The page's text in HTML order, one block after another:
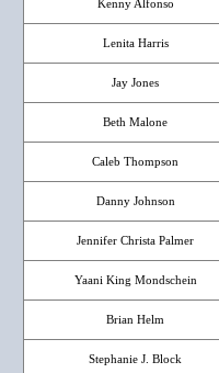
Kenny Alfonso
Lenita Harris
Jay Jones
Beth Malone
Caleb Thompson
Danny Johnson
Jennifer Christa Palmer
Yaani King Mondschein
Brian Helm
Stephanie J. Block